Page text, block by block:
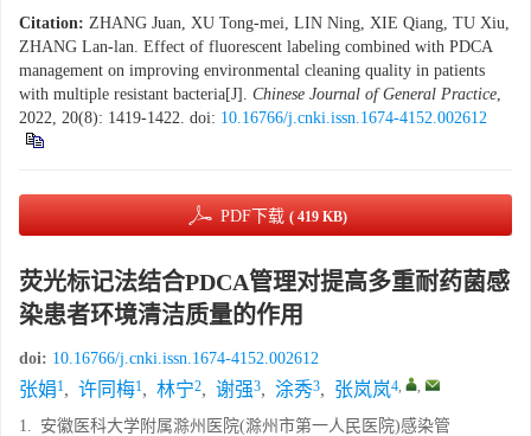
Citation: ZHANG Juan, XU Tong-mei, LIN Ning, XIE Qiang, TU Xiu,
ZHANG Lan-lan. Effect of fluorescent labeling combined with PDCA
management on improving environmental cleaning quality in patients
with multiple resistant bacteria[J]. Chinese Journal of General Practice,
2022, 20(8): 1419-1422. doi: 10.16766/j.cnki.issn.1674-4152.002612
PDF下载 ( 419 KB)
荧光标记法结合PDCA管理对提高多重耐药菌感
染患者环境清洁质量的作用
doi: 10.16766/j.cnki.issn.1674-4152.002612
张娟1, 许同梅1, 林宁2, 谢强3, 涂秀3, 张岚岚4, ,
1. 安徽医科大学附属滁州医院(滁州市第一人民医院)感染管